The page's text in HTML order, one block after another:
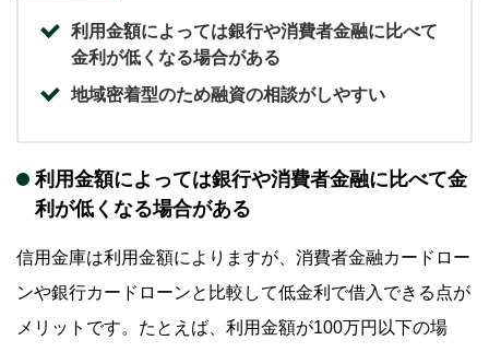
利用金額によっては銀行や消費者金融に比べて
金利が低くなる場合がある
地域密着型のため融資の相談がしやすい
利用金額によっては銀行や消費者金融に比べて金
利が低くなる場合がある
信用金庫は利用金額によりますが、消費者金融カードロー
ンや銀行カードローンと比較して低金利で借入できる点が
メリットです。たとえば、利用金額が100万円以下の場